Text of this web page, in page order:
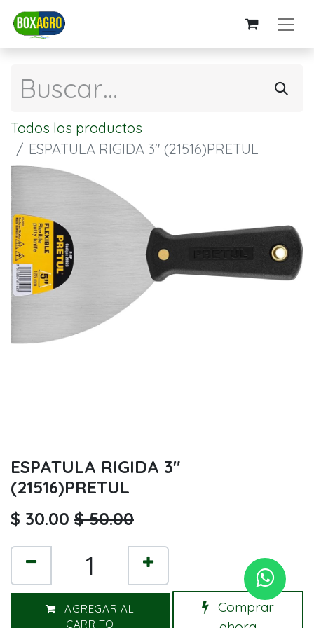
Todos los productos
ESPATULA RIGIDA 3" (21516)PRETUL
ESPATULA RIGIDA 3"
(21516)PRETUL
$ 30.00 $50.00
AGREGAR AL
CARRITO
Comprar